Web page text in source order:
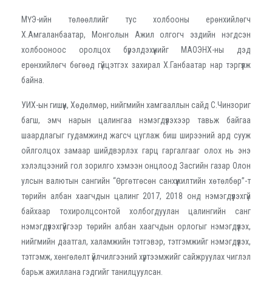
МҮЭ-ийн төлөөллийг тус холбооны ерөнхийлөгч
Х.Амгаланбаатар, Монголын Ажил олгогч эздийн нэгдсэн
холбооноос оролцох бүрэлдэхүүнийг МАОЭНХ-ны дэд
ерөнхийлөгч бөгөөд гүйцэтгэх захирал Х.Ганбаатар нар тэргүүлж
байна.
УИХ-ын гишүүн, Хөдөлмөр, нийгмийн хамгааллын сайд С.Чинзориг
багш, эмч нарын цалингаа нэмэгдүүлэхээр тавьж байгаа
шаардлагыг гудамжинд жагсч цуглаж биш ширээний ард сууж
ойлголцох замаар шийдвэрлэх гарц гаргалгааг олох нь энэ
хэлэлцээний гол зорилго хэмээн онцлоод Засгийн газар Олон
улсын валютын сангийн “Өргөтгөсөн санхүүжилтийн хөтөлбөр”-т
төрийн албан хаагчдын цалинг 2017, 2018 онд нэмэгдүүлэхгүй
байхаар тохиролцсонтой холбогдуулан цалингийн санг
нэмэгдүүлэхгүйгээр төрийн албан хаагчдын орлогыг нэмэгдүүлэх,
нийгмийн даатгал, халамжийн тэтгэвэр, тэтгэмжийг нэмэгдүүлэх,
тэтгэмж, хөнгөлөлт үйлчилгээний хүртээмжийг сайжруулах чиглэл
барьж ажиллана гэдгийг танилцуулсан.